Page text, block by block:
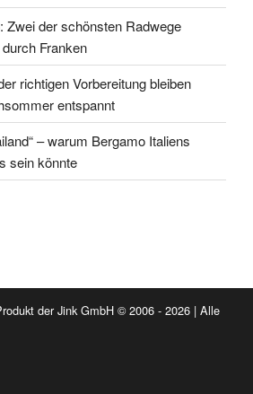
Zwei der schönsten Radwege
Franken
richtigen Vorbereitung bleiben
entspannt
– warum Bergamo Italiens
sein könnte
der Jink GmbH © 2006 - 2026 | Alle